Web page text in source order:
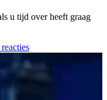
u tijd over heeft graag
reacties